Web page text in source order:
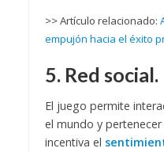
>> Artículo relacionado:
empujón hacia el éxito
5. Red social.
El juego permite
el mundo y
incentiva el